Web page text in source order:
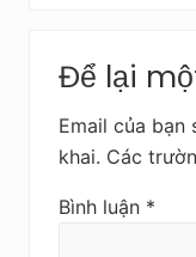
Reader
Để lại
Email của bạn
khai. Các
Bình luận *